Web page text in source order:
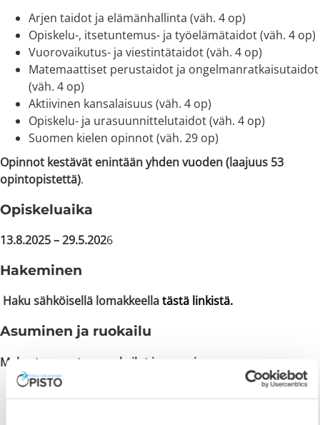
Arjen taidot ja elämänhallinta (väh. 4 op)
Opiskelu-, itsetuntemus- ja työelämätaidot (väh. 4 op)
Vuorovaikutus- ja viestintätaidot (väh. 4 op)
Matemaattiset perustaidot ja ongelmanratkaisutaidot
(väh. 4 op)
Aktiivinen kansalaisuus (väh. 4 op)
Opiskelu- ja urasuunnittelutaidot (väh. 4 op)
Suomen kielen opinnot (väh. 29 op)
Opinnot kestävät enintään yhden vuoden (laajuus 53
opintopistettä).
Opiskeluaika
13.8.2025 – 29.5.2026
Hakeminen
Haku sähköisellä lomakkeellatästä linkistä.
Asuminen ja ruokailu
Maksuton opetus, ruokailut ja asuminen.